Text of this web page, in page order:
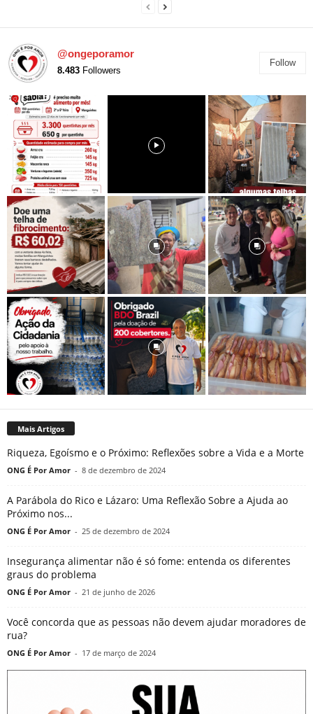
@ongeporamor
8.483 Followers
Follow
Mais Artigos
Riqueza, Egoísmo e o Próximo: Reflexões sobre a Vida e a Morte
ONG É Por Amor - 8 de dezembro de 2024
A Parábola do Rico e Lázaro: Uma Reflexão Sobre a Ajuda ao
Próximo nos...
ONG É Por Amor - 25 de dezembro de 2024
Insegurança alimentar não é só fome: entenda os diferentes
graus do problema
ONG É Por Amor - 21 de junho de 2026
Você concorda que as pessoas não devem ajudar moradores de
rua?
ONG É Por Amor - 17 de março de 2024